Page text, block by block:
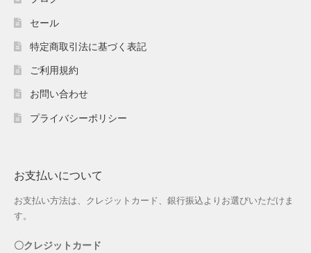
ホワイトデー特集
マイアカウント
入園・入学特集
セール
特定商取引法に基づく表記
ご利用規約
お問い合わせ
プライバシーポリシー
お支払いについて
お支払い方法は、クレジットカード、銀行振込よりお選びいただけま
す。
〇クレジットカード